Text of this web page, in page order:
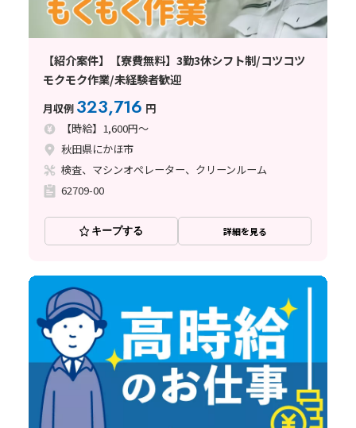
【紹介案件】【寮費無料】3勤3休シフト制/コツコツ
モクモク作業/未経験者歓迎
月収例 323,716 円
【時給】1,600円～
秋田県にかほ市
検査、マシンオペレーター、クリーンルーム
62709-00
キープする 詳細を見る